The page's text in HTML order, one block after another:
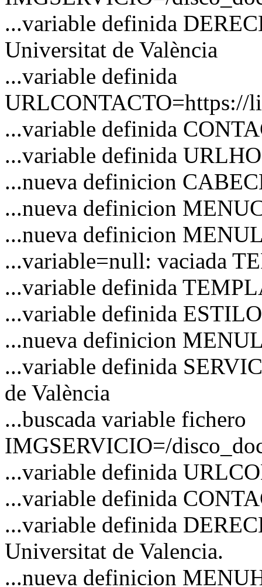
...variable definida
Universitat de València
...variable definida
URLCONTACTO=https://
...variable definida
...variable definida
...nueva definicion
...nueva definicion
...nueva definicion
...variable=null: vaciada
...variable definida
...variable definida
...nueva definicion
...variable definida
de València
...buscada variable fichero
IMGSERVICIO=/
...variable definida
...variable definida
...variable definida
Universitat de Valencia.
...nueva definicion